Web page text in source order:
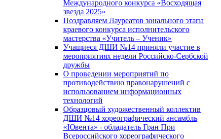
Международного конкурса «Восходящая
звезда 2025»
Поздравляем Лауреатов зонального этапа
краевого конкурса исполнительского
мастерства «Учитель – Ученик»
Учащиеся ДШИ №14 приняли участие в
мероприятиях недели Российско-Сербской
дружбы
О проведении мероприятий по
противодействию правонарушений с
использованием информационных
технологий
Образцовый художественный коллектив
ДШИ №14 хореографический ансамбль
«Ювента» - обладатель Гран При
Всероссийского хореографического